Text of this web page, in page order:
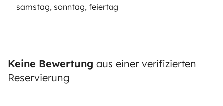
samstag, sonntag, feiertag
Keine Bewertung aus einer verifizierten
Reservierung